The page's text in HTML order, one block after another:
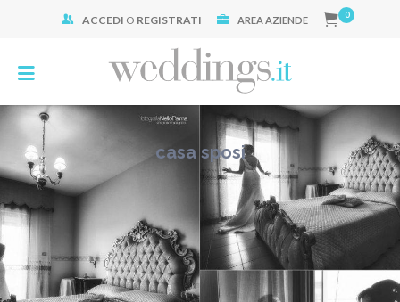
ACCEDI O REGISTRATI AREA AZIENDE 0
casa sposi